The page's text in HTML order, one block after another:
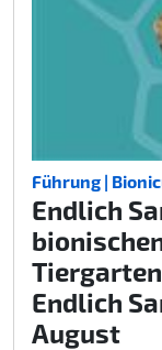
Führung |
Endlich
Endlich
August